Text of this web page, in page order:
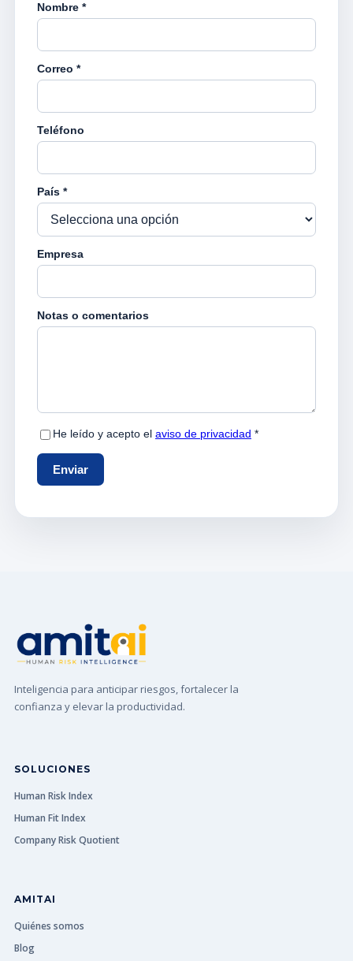
Inteligencia para anticipar riesgos, fortalecer la
confianza y elevar la productividad.
SOLUCIONES
Human Risk Index
Human Fit Index
Company Risk Quotient
AMITAI
Quiénes somos
Blog